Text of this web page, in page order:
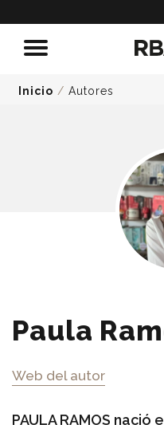
Inicio / Autores
Paula
Web del autor
PAULA RAMOS nació